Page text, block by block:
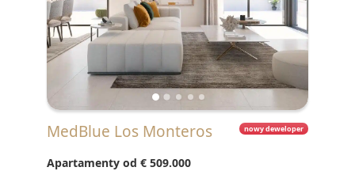
nowy deweloper
MedBlue Los Monteros
Apartamenty od € 509.000